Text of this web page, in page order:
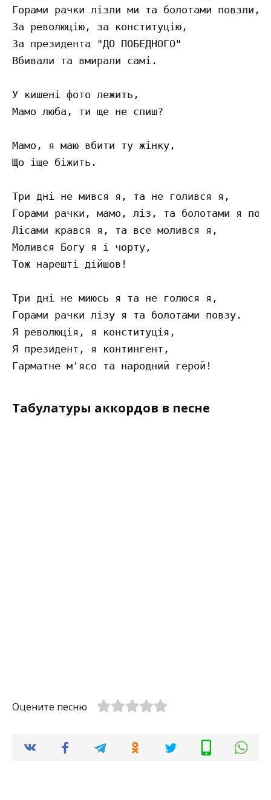
Горами рачки лізли ми та болотами повзли,
За революцію, за конституцію,
За президента "ДО ПОБЕДНОГО"
Вбивали та вмирали самі.
У кишені фото лежить,
Мамо люба, ти ще не спиш?
Мамо, я маю вбити ту жінку,
Що іще біжить.
Три дні не мився я, та не голився я,
Горами рачки, мамо, ліз, та болотами я
Лісами крався я, та все молився я,
Молився Богу я і чорту,
Тож нарешті дійшов!
Три дні не миюсь я та не голюся я,
Горами рачки лізу я та болотами повзу.
Я революція, я конституція,
Я президент, я контингент,
Табулатуры аккордов в песне
Оцените песню